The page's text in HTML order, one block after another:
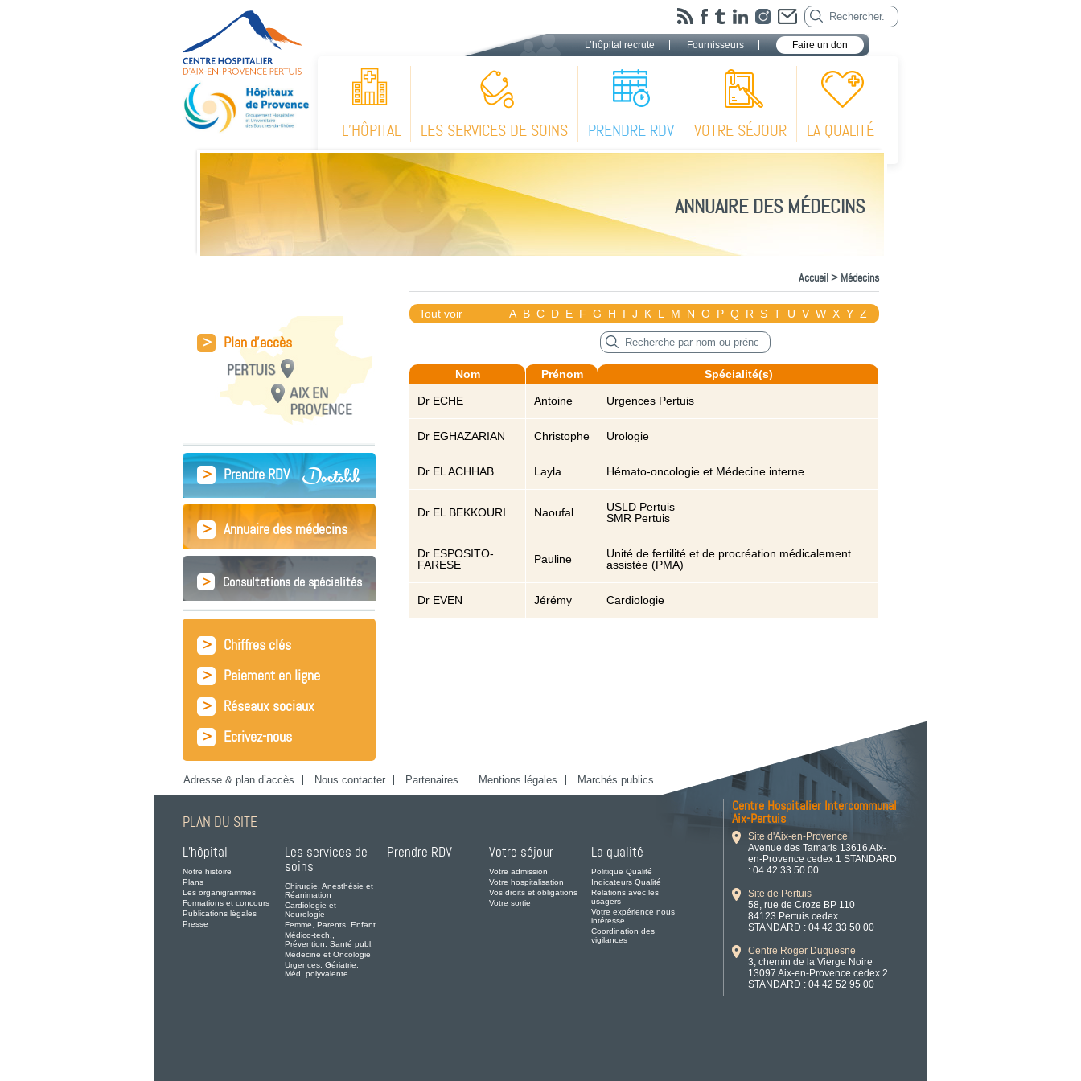
L’hôpital recrute Fournisseurs Faire un don
L’HÔPITAL LES SERVICES DE SOINS PRENDRE RDV VOTRE SÉJOUR LA QUALITÉ
ANNUAIRE DES MÉDECINS
> Plan d'accès
> Prendre RDV
> Annuaire des médecins
> Consultations de spécialités
>
Chiffres clés
>
Paiement en ligne
>
Réseaux sociaux
>
Ecrivez-nous
Accueil> Médecins
A B C D E F G H I J K L M N O P Q R S T U V W X Y Z
Tout voir
Nom Prénom Spécialité(s)
Dr ECHE Antoine Urgences Pertuis
Dr EGHAZARIAN Christophe Urologie
Dr EL ACHHAB Layla Hémato-oncologie et Médecine interne
Dr EL BEKKOURI Naoufal
USLD Pertuis
SMR Pertuis
Dr ESPOSITO-
FARESE
Pauline
Unité de fertilité et de procréation médicalement
assistée (PMA)
Dr EVEN Jérémy Cardiologie
Adresse & plan d’accès Nous contacter Partenaires Mentions légales Marchés publics
PLAN DU SITE
L’hôpital
Notre histoire
Plans
Les organigrammes
Formations et concours
Publications légales
Presse
Les services de
soins
Chirurgie, Anesthésie et
Réanimation
Cardiologie et
Neurologie
Femme, Parents, Enfant
Médico-tech.,
Prévention, Santé publ.
Médecine et Oncologie
Urgences, Gériatrie,
Méd. polyvalente
Prendre RDV Votre séjour
Votre admission
Votre hospitalisation
Vos droits et obligations
Votre sortie
La qualité
Politique Qualité
Indicateurs Qualité
Relations avec les
usagers
Votre expérience nous
intéresse
Coordination des
vigilances
Centre Hospitalier Intercommunal
Aix-Pertuis
Site d'Aix-en-Provence
Avenue des Tamaris 13616 Aix-
en-Provence cedex 1 STANDARD
: 04 42 33 50 00
Site de Pertuis
58, rue de Croze BP 110
84123 Pertuis cedex
STANDARD : 04 42 33 50 00
Centre Roger Duquesne
3, chemin de la Vierge Noire
13097 Aix-en-Provence cedex 2
STANDARD : 04 42 52 95 00